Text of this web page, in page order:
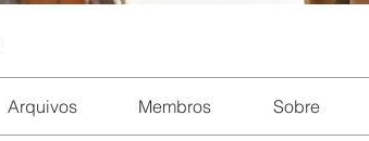
Arquivos Membros Sobre